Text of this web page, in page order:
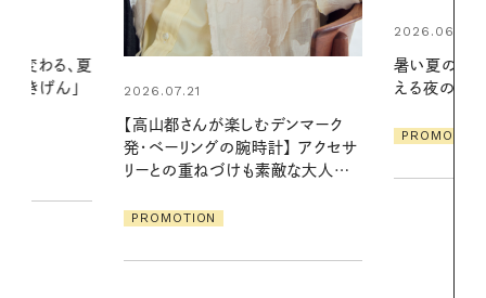
2026.06.01
える夜の爽やかご褒美ケア
PROMOTION
2026.07.24
夏の髪と心
る【大人気の